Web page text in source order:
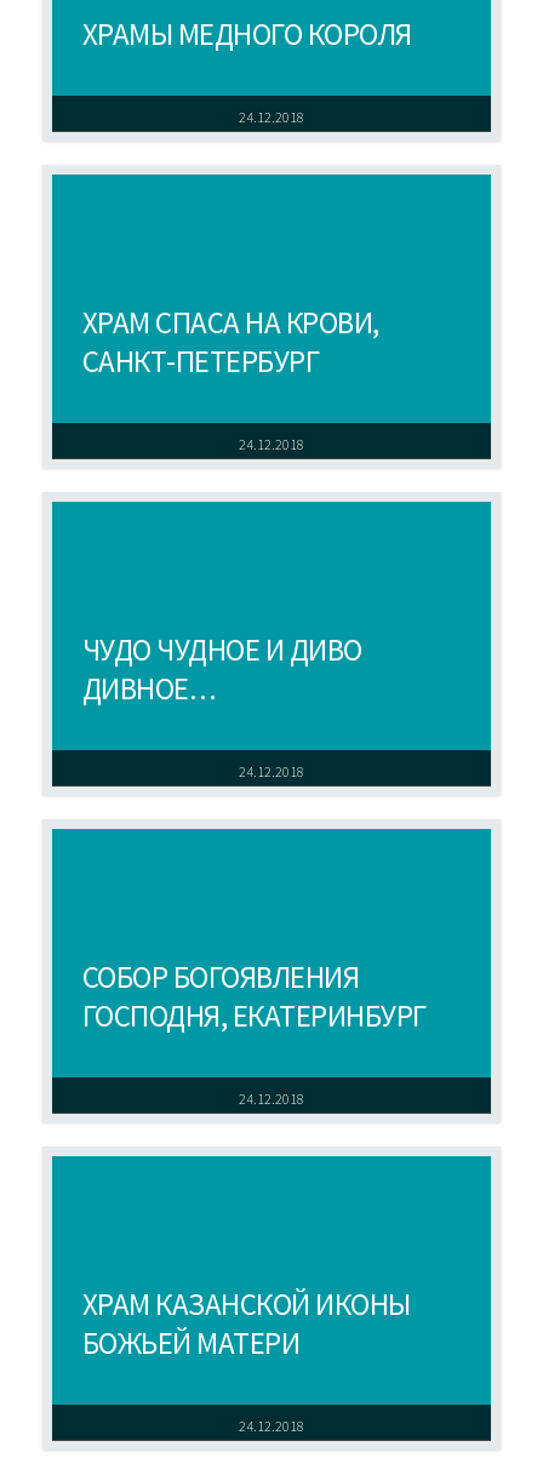
24.12.2018
ХРАМЫ МЕДНОГО КОРОЛЯ
24.12.2018
ХРАМ СПАСА НА КРОВИ,
САНКТ-ПЕТЕРБУРГ
24.12.2018
ЧУДО ЧУДНОЕ И ДИВО
ДИВНОЕ…
24.12.2018
СОБОР БОГОЯВЛЕНИЯ
ГОСПОДНЯ, ЕКАТЕРИНБУРГ
24.12.2018
ХРАМ КАЗАНСКОЙ ИКОНЫ
БОЖЬЕЙ МАТЕРИ